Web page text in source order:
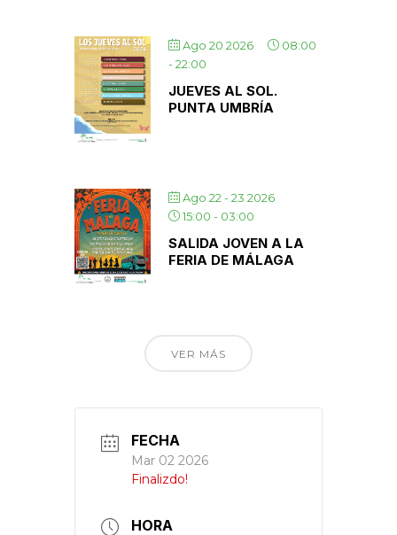
Ago 20 2026
08:00
-22:00
JUEVES AL SOL.
PUNTA UMBRÍA
Ago 22 - 23 2026
15:00 - 03:00
SALIDA JOVEN A LA
FERIA DE MÁLAGA
VER MÁS
FECHA
Mar 02 2026
Finalizdo!
HORA